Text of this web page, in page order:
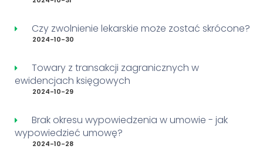
Czy zwolnienie lekarskie może zostać skrócone?
2024-10-30
Towary z transakcji zagranicznych w
ewidencjach księgowych
2024-10-29
Brak okresu wypowiedzenia w umowie - jak
wypowiedzieć umowę?
2024-10-28